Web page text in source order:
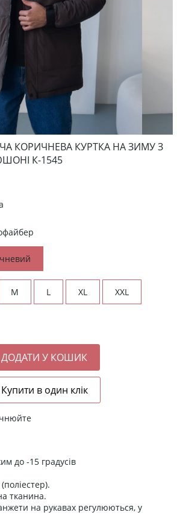
КОРИЧНЕВА КУРТКА НА ЗИМУ З
К-1545
M L XL XXL
до -15 градусів
тканина.
на рукавах регулюються, у